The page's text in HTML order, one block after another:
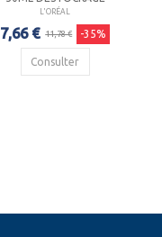
L'ORÉAL
7,66 € 11,78 € -35%
Consulter